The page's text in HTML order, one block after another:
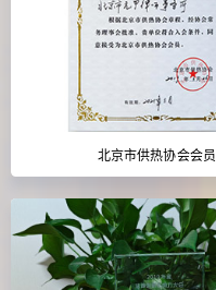
北京市供热协会会员